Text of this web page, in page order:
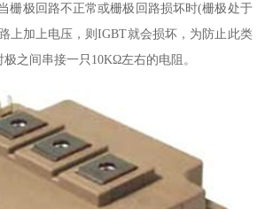
栅极回路不正常或栅极回路损坏时(栅极处于
上加上电压，则IGBT就会损坏，为防止此类
之间串接一只10KΩ左右的电阻。